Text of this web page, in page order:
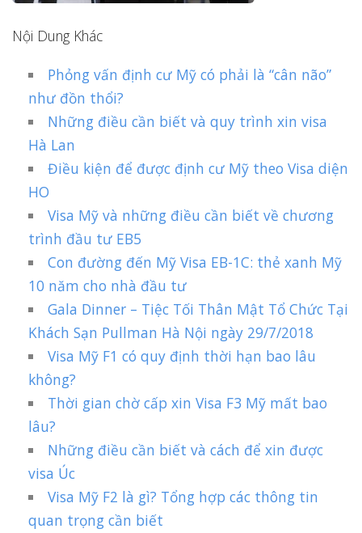
Nội Dung Khác
Phỏng vấn định cư Mỹ có phải là “cân não”
như đồn thổi?
Những điều cần biết và quy trình xin visa
Hà Lan
Điều kiện để được định cư Mỹ theo Visa diện
HO
Visa Mỹ và những điều cần biết về chương
trình đầu tư EB5
Con đường đến Mỹ Visa EB-1C: thẻ xanh Mỹ
10 năm cho nhà đầu tư
Gala Dinner – Tiệc Tối Thân Mật Tổ Chức Tại
Khách Sạn Pullman Hà Nội ngày 29/7/2018
Visa Mỹ F1 có quy định thời hạn bao lâu
không?
Thời gian chờ cấp xin Visa F3 Mỹ mất bao
lâu?
Những điều cần biết và cách để xin được
visa Úc
Visa Mỹ F2 là gì? Tổng hợp các thông tin
quan trọng cần biết